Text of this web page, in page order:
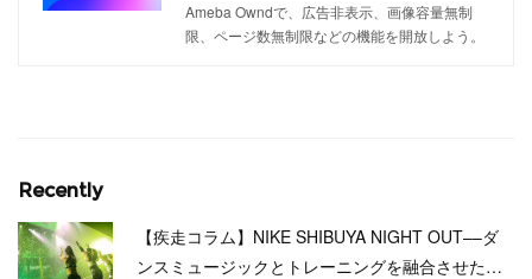
Ameba Owndで、広告非表示、画像容量無制
限、ページ数無制限などの機能を開放しよう。
Recently
【疾走コラム】NIKE SHIBUYA NIGHT OUT––ダ
ンスミュージックとトレーニングを融合させた…